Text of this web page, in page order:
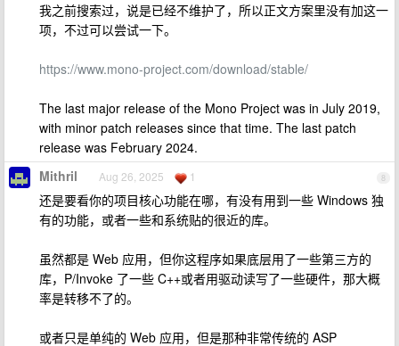
我之前搜索过，说是已经不维护了，所以正文方案里没有加这一
项，不过可以尝试一下。
https://www.mono-project.com/download/stable/
The last major release of the Mono Project was in July 2019,
with minor patch releases since that time. The last patch
release was February 2024.
8
Mithril Aug 26, 2025 1
还是要看你的项目核心功能在哪，有没有用到一些 Windows 独
有的功能，或者一些和系统贴的很近的库。
虽然都是 Web 应用，但你这程序如果底层用了一些第三方的
库，P/Invoke 了一些 C++或者用驱动读写了一些硬件，那大概
率是转移不了的。
或者只是单纯的 Web 应用，但是那种非常传统的 ASP